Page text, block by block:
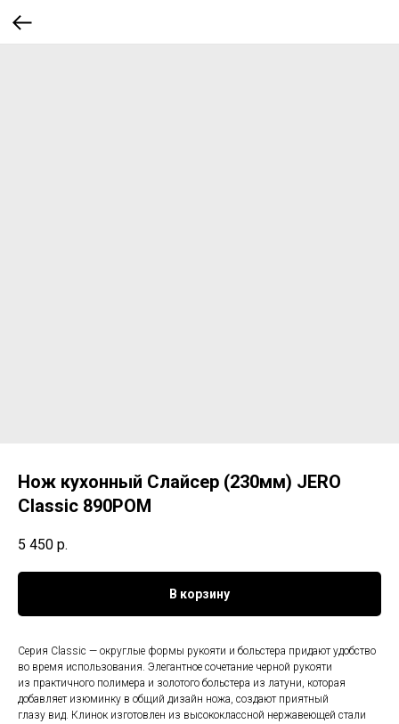
Нож кухонный Слайсер (230мм) JERO
Classic 890POM
5 450 р.
В корзину
Серия Classic — округлые формы рукояти и больстера придают удобство
во время использования. Элегантное сочетание черной рукояти
из практичного полимера и золотого больстера из латуни, которая
добавляет изюминку в общий дизайн ножа, создают приятный
глазу вид. Клинок изготовлен из высококлассной нержавеющей стали